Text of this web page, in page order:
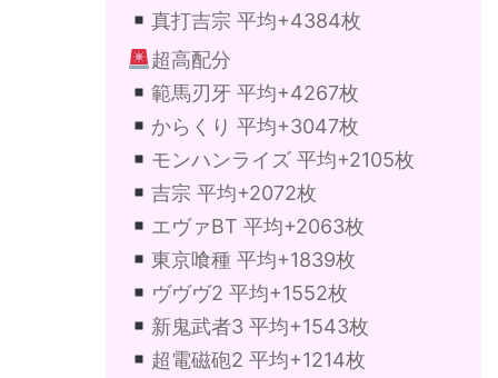
真打吉宗 平均+4384枚
超高配分
範馬刃牙 平均+4267枚
からくり 平均+3047枚
モンハンライズ 平均+2105枚
吉宗 平均+2072枚
エヴァBT 平均+2063枚
東京喰種 平均+1839枚
ヴヴヴ2 平均+1552枚
新鬼武者3 平均+1543枚
超電磁砲2 平均+1214枚